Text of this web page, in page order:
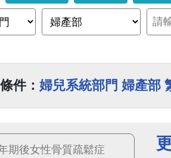
件： 婦兒系統部門 婦產部